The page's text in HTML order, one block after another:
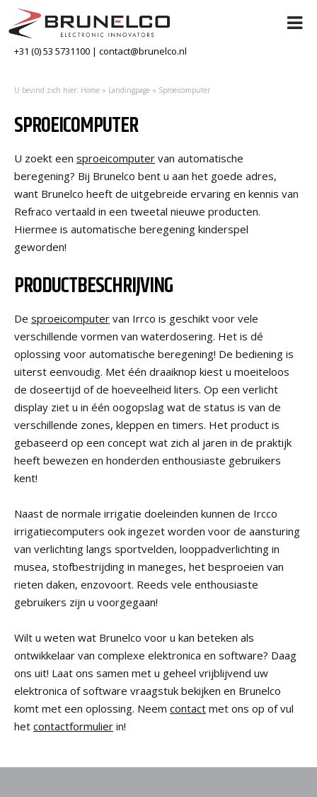
+31 (0) 53 5731100 | contact@brunelco.nl
U bevind zich hier: Home » Landingpage » Sproeicomputer
SPROEICOMPUTER
U zoekt een sproeicomputer van automatische
beregening? Bij Brunelco bent u aan het goede adres,
want Brunelco heeft de uitgebreide ervaring en kennis van
Refraco vertaald in een tweetal nieuwe producten.
Hiermee is automatische beregening kinderspel
geworden!
PRODUCTBESCHRIJVING
De sproeicomputer van Irrco is geschikt voor vele
verschillende vormen van waterdosering. Het is dé
oplossing voor automatische beregening! De bediening is
uiterst eenvoudig. Met één draaiknop kiest u moeiteloos
de doseertijd of de hoeveelheid liters. Op een verlicht
display ziet u in één oogopslag wat de status is van de
verschillende zones, kleppen en timers. Het product is
gebaseerd op een concept wat zich al jaren in de praktijk
heeft bewezen en honderden enthousiaste gebruikers
kent!
Naast de normale irrigatie doeleinden kunnen de Ircco
irrigatiecomputers ook ingezet worden voor de aansturing
van verlichting langs sportvelden, looppadverlichting in
musea, stofbestrijding in maneges, het besproeien van
rieten daken, enzovoort. Reeds vele enthousiaste
gebruikers zijn u voorgegaan!
Wilt u weten wat Brunelco voor u kan beteken als
ontwikkelaar van complexe elektronica en software? Daag
ons uit! Laat ons samen met u geheel vrijblijvend uw
elektronica of software vraagstuk bekijken en Brunelco
komt met een oplossing. Neem contact met ons op of vul
het contactformulier in!